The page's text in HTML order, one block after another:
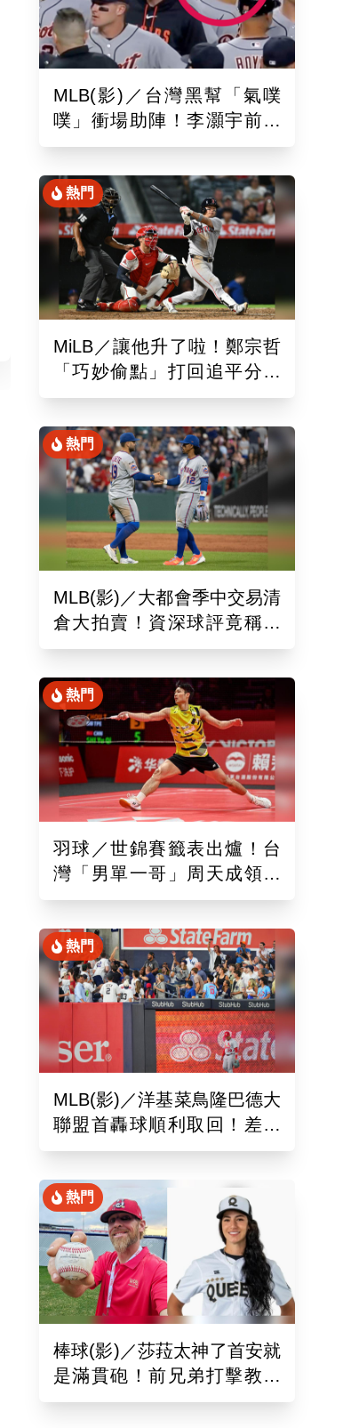
MLB(影)／台灣黑幫「氣噗
噗」衝場助陣！李灝宇前輩
遭觸身球「引爆大場面」
熱門
MiLB／讓他升了啦！鄭宗哲
「巧妙偷點」打回追平分助
隊以10比4大勝
熱門
MLB(影)／大都會季中交易清
倉大拍賣！資深球評竟稱送
出的球員都是「垃圾」
熱門
羽球／世錦賽籤表出爐！台
灣「男單一哥」周天成領軍
率15組台將遠赴印度拚戰
熱門
MLB(影)／洋基菜鳥隆巴德大
聯盟首轟球順利取回！差點
落入麻煩人物手中
熱門
棒球(影)／莎菈太神了首安就
是滿貫砲！前兄弟打擊教練
締造美國女子職棒聯盟紀錄